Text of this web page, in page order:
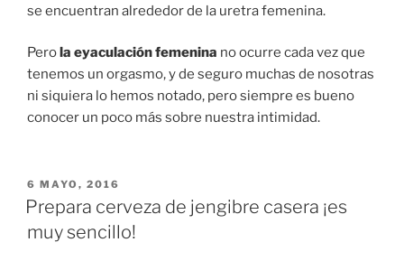
se encuentran alrededor de la uretra femenina.
Perola eyaculación femenina no ocurre cada vez que
tenemos un orgasmo, y de seguro muchas de nosotras
ni siquiera lo hemos notado, pero siempre es bueno
conocer un poco más sobre nuestra intimidad.
PUBLICADO
EN
6 MAYO, 2016
Prepara cerveza de jengibre casera ¡es
muy sencillo!